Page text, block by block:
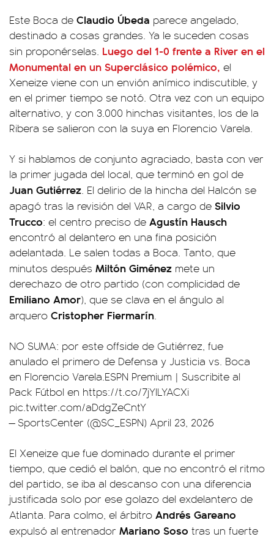
Este Boca de Claudio Úbeda parece angelado,
destinado a cosas grandes. Ya le suceden cosas
sin proponérselas. Luego del 1-0 frente a River en el
Monumental en un Superclásico polémico, el
Xeneize viene con un envión anímico indiscutible, y
en el primer tiempo se notó. Otra vez con un equipo
alternativo, y con 3.000 hinchas visitantes, los de la
Ribera se salieron con la suya en Florencio Varela.
Y si hablamos de conjunto agraciado, basta con ver
la primer jugada del local, que terminó en gol de
Juan Gutiérrez. El delirio de la hincha del Halcón se
apagó tras la revisión del VAR, a cargo de Silvio
Trucco: el centro preciso de Agustín Hausch
encontró al delantero en una fina posición
adelantada. Le salen todas a Boca. Tanto, que
minutos después Miltón Giménez mete un
derechazo de otro partido (con complicidad de
Emiliano Amor), que se clava en el ángulo al
arquero Cristopher Fiermarín.
NO SUMA: por este offside de Gutiérrez, fue
anulado el primero de Defensa y Justicia vs. Boca
en Florencio Varela.ESPN Premium | Suscribite al
Pack Fútbol en https://t.co/7jYILYACXi
pic.twitter.com/aDdgZeCntY
— SportsCenter (@SC_ESPN) April 23, 2026
El Xeneize que fue dominado durante el primer
tiempo, que cedió el balón, que no encontró el ritmo
del partido, se iba al descanso con una diferencia
justificada solo por ese golazo del exdelantero de
Atlanta. Para colmo, el árbitro Andrés Gareano
expulsó al entrenador Mariano Soso tras un fuerte